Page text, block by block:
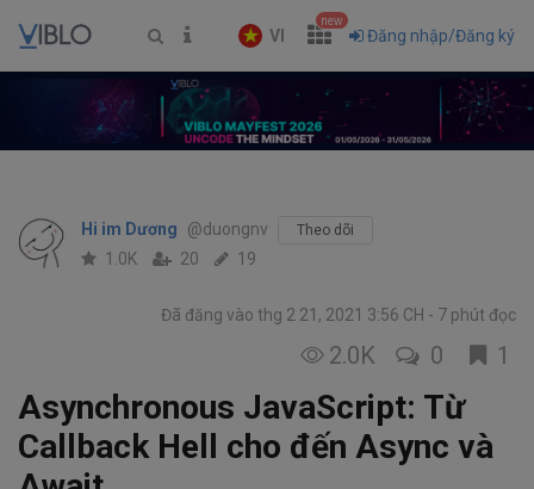
VI
new
Đăng nhập/Đăng ký
Hi im Dương @duongnv Theo dõi
1.0K 20 19
Đã đăng vào thg 2 21, 2021 3:56 CH 7 phút đọc
2.0K 0 1
Asynchronous JavaScript: Từ
Callback Hell cho đến Async và